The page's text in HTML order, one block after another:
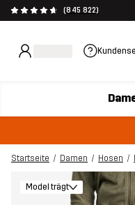
(845 822)
Startseite Damen Hosen
Model trägt